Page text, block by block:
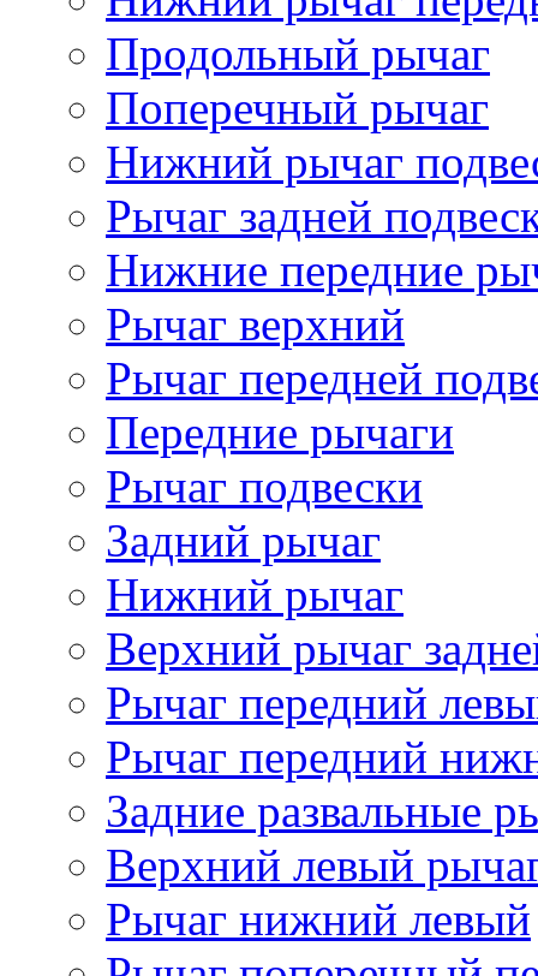
Продольный рычаг
Поперечный рычаг
Нижний рычаг
Рычаг задней
Нижние передние
Рычаг верхний
Рычаг передней
Передние рычаги
Рычаг подвески
Задний рычаг
Нижний рычаг
Верхний рычаг
Рычаг передний
Рычаг передний
Задние развальные
Верхний левый
Рычаг нижний левый